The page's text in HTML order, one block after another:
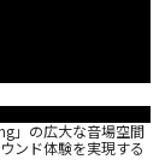
」の広大な音場空間
ンド体験を実現する